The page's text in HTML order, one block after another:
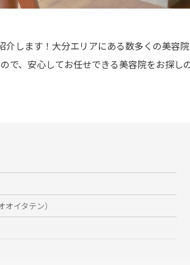
します！大分エリアにある数多くの美容院
で、安心してお任せできる美容院をお探し
イタテン）